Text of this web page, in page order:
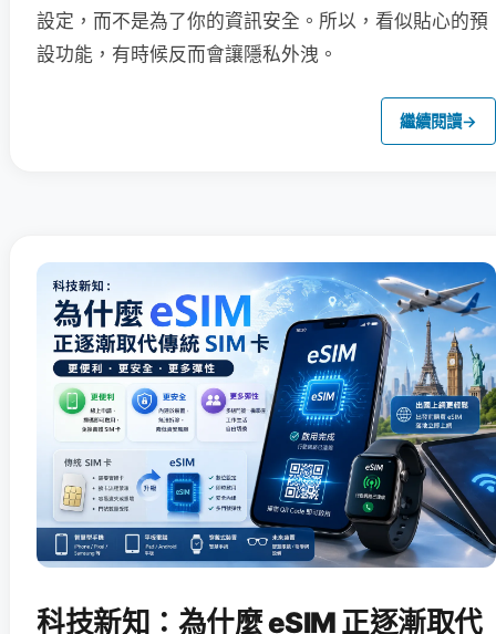
設定，而不是為了你的資訊安全。所以，看似貼心的預
設功能，有時候反而會讓隱私外洩。
繼續閱讀→
科技新知：為什麼 eSIM 正逐漸取代